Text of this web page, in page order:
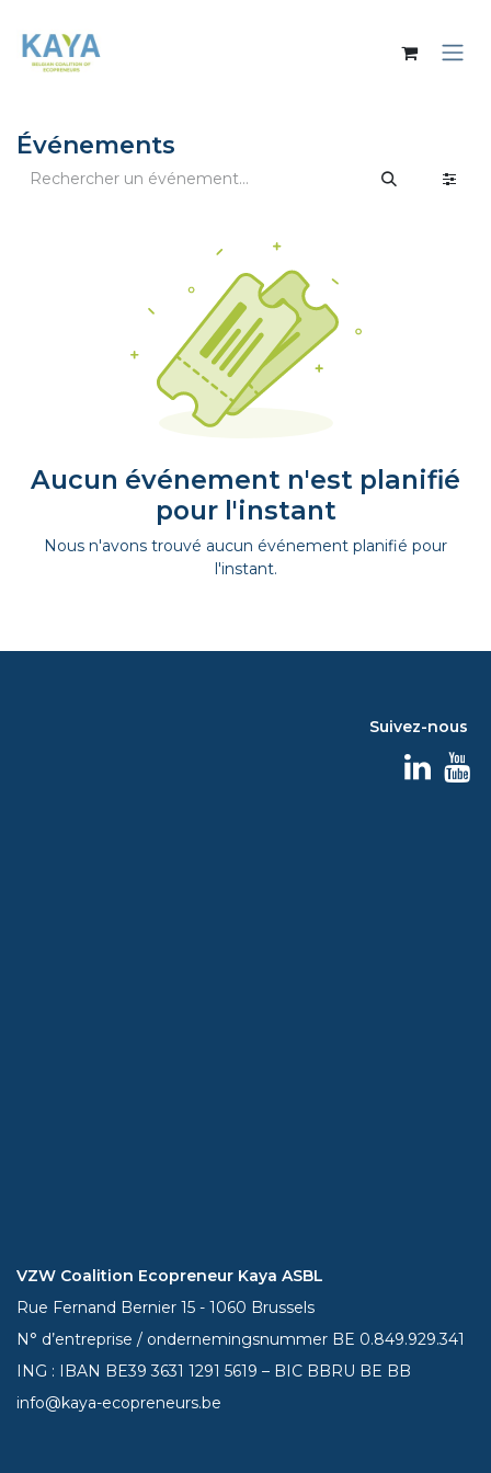
Événements
Aucun événement n'est planifié
pour l'instant
Nous n'avons trouvé aucun événement planifié pour
l'instant.
Suivez-nous
VZW Coalition Ecopreneur Kaya ASBL
Rue Fernand Bernier 15 - 1060 Brussels
N° d’entreprise / ondernemingsnummer BE 0.849.929.341
ING : IBAN BE393631 1291 5619 – BIC BBRU BE BB
info@kaya-ecopreneurs.be